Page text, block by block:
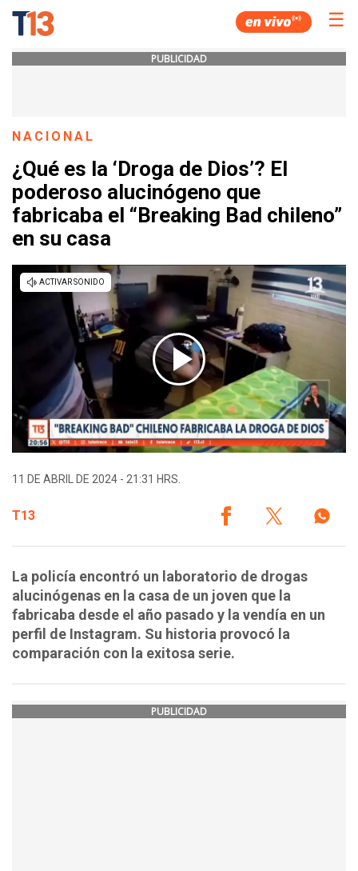
☰
PUBLICIDAD
NACIONAL
¿Qué es la ‘Droga de Dios’? El
poderoso alucinógeno que
fabricaba el “Breaking Bad chileno”
en su casa
11 DE ABRIL DE 2024 - 21:31 HRS.
T13
La policía encontró un laboratorio de drogas
alucinógenas en la casa de un joven que la
fabricaba desde el año pasado y la vendía en un
perfil de Instagram. Su historia provocó la
comparación con la exitosa serie.
PUBLICIDAD